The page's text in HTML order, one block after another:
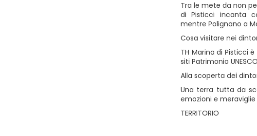
TERRITORIO
Una terra tutta da
emozioni e meraviglie
Alla scoperta dei
TH Marina di Pisticci
siti Patrimonio
Cosa visitare nei
Tra le mete da non
di Pisticci incanta
mentre Polignano a